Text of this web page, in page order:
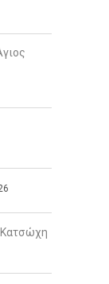
Κατσώχη